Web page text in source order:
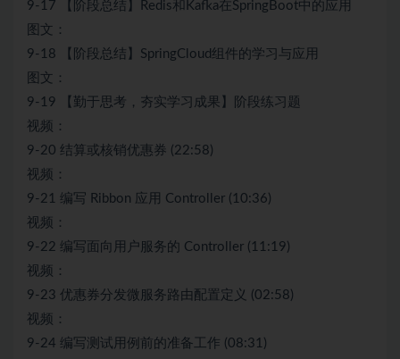
9-17 【阶段总结】Redis和Kafka在SpringBoot中的应用
图文：
9-18 【阶段总结】SpringCloud组件的学习与应用
图文：
9-19 【勤于思考，夯实学习成果】阶段练习题
视频：
9-20 结算或核销优惠券 (22:58)
视频：
9-21 编写 Ribbon 应用 Controller (10:36)
视频：
9-22 编写面向用户服务的 Controller (11:19)
视频：
9-23 优惠券分发微服务路由配置定义 (02:58)
视频：
9-24 编写测试用例前的准备工作 (08:31)